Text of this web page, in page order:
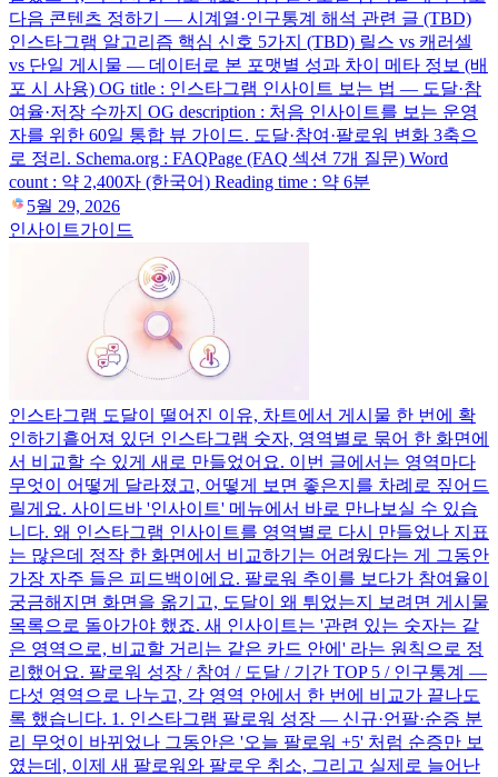
다음 콘텐츠 정하기 — 시계열·인구통계 해석 관련 글 (TBD)
인스타그램 알고리즘 핵심 신호 5가지 (TBD) 릴스 vs 캐러셀
vs 단일 게시물 — 데이터로 본 포맷별 성과 차이 메타 정보 (배
포 시 사용) OG title : 인스타그램 인사이트 보는 법 — 도달·참
여율·저장 수까지 OG description : 처음 인사이트를 보는 운영
자를 위한 60일 통합 뷰 가이드. 도달·참여·팔로워 변화 3축으
로 정리. Schema.org : FAQPage (FAQ 섹션 7개 질문) Word
count : 약 2,400자 (한국어) Reading time : 약 6분
5월 29, 2026
인사이트가이드
인스타그램 도달이 떨어진 이유, 차트에서 게시물 한 번에 확
인하기 흩어져 있던 인스타그램 숫자, 영역별로 묶어 한 화면에
서 비교할 수 있게 새로 만들었어요. 이번 글에서는 영역마다
무엇이 어떻게 달라졌고, 어떻게 보면 좋은지를 차례로 짚어드
릴게요. 사이드바 '인사이트' 메뉴에서 바로 만나보실 수 있습
니다. 왜 인스타그램 인사이트를 영역별로 다시 만들었나 지표
는 많은데 정작 한 화면에서 비교하기는 어려웠다는 게 그동안
가장 자주 들은 피드백이에요. 팔로워 추이를 보다가 참여율이
궁금해지면 화면을 옮기고, 도달이 왜 튀었는지 보려면 게시물
목록으로 돌아가야 했죠. 새 인사이트는 '관련 있는 숫자는 같
은 영역으로, 비교할 거리는 같은 카드 안에' 라는 원칙으로 정
리했어요. 팔로워 성장 / 참여 / 도달 / 기간 TOP 5 / 인구통계 —
다섯 영역으로 나누고, 각 영역 안에서 한 번에 비교가 끝나도
록 했습니다. 1. 인스타그램 팔로워 성장 — 신규·언팔·순증 분
리 무엇이 바뀌었나 그동안은 '오늘 팔로워 +5' 처럼 순증만 보
였는데, 이제 새 팔로워와 팔로우 취소, 그리고 실제로 늘어난